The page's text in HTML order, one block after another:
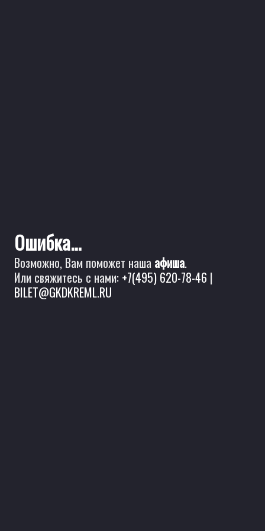
Ошибка...
Возможно, Вам поможет наша афиша.
Или свяжитесь с нами: +7(495) 620-78-46 |
BILET@GKDKREML.RU